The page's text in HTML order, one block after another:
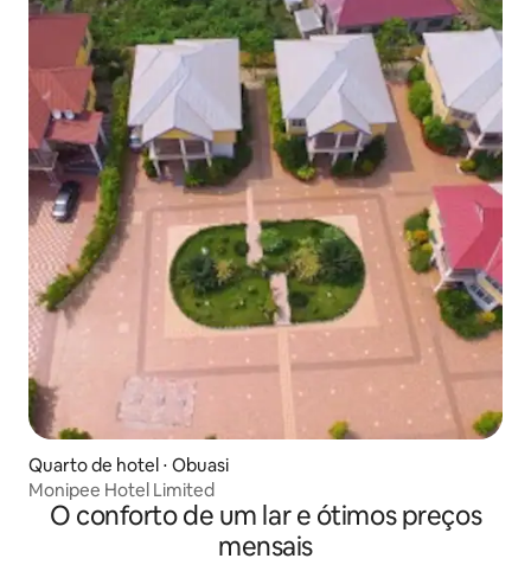
Quarto de hotel ⋅ Obuasi
Monipee Hotel Limited
O conforto de um lar e ótimos preços
mensais